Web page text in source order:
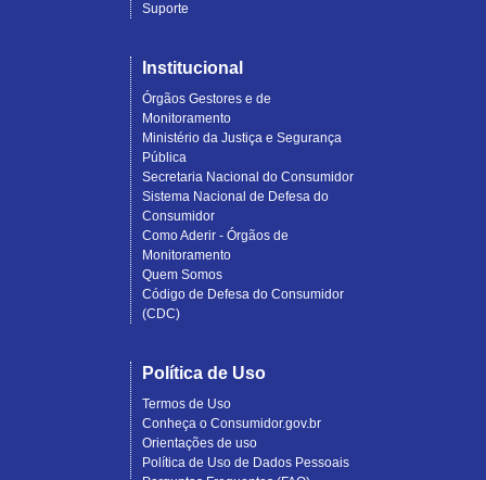
Suporte
Institucional
Órgãos Gestores e de
Monitoramento
Ministério da Justiça e Segurança
Pública
Secretaria Nacional do Consumidor
Sistema Nacional de Defesa do
Consumidor
Como Aderir - Órgãos de
Monitoramento
Quem Somos
Código de Defesa do Consumidor
(CDC)
Política de Uso
Termos de Uso
Conheça o Consumidor.gov.br
Orientações de uso
Política de Uso de Dados Pessoais